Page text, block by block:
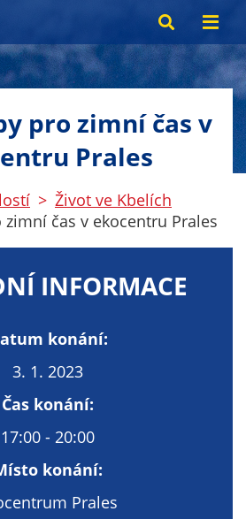
pro zimní čas v
Prales
Život ve Kbelích
čas v ekocentru Prales
INFORMACE
konání:
3. 1. 2023
Čas konání:
17:00 - 20:00
konání:
Prales
Technické
Technické
cookies jsou
správné